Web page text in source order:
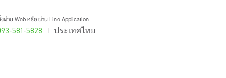
าน Web หรือ ผ่าน Line Application
581-5828 l ประเทศไทย